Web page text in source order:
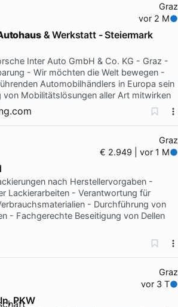
Graz
vor 2 M
& Werkstatt - Steiermark
Inter Auto GmbH & Co. KG - Graz -
- Wir möchten die Welt bewegen -
Automobilhändlers in Europa sein
von Mobilitätslösungen aller Art mitwirken
Graz
€ 2.949 | vor 1 M
nach Herstellervorgaben -
Lackierarbeiten - Verantwortung für
- Durchführung von
- Fachgerechte Beseitigung von Dellen
Graz
vor 3 T
PKW